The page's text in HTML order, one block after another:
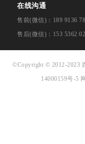
在线沟通
售前(微信)：189 9136
售后(微信)：153 5362
©Copyright © 2012-2023
14000159号-5